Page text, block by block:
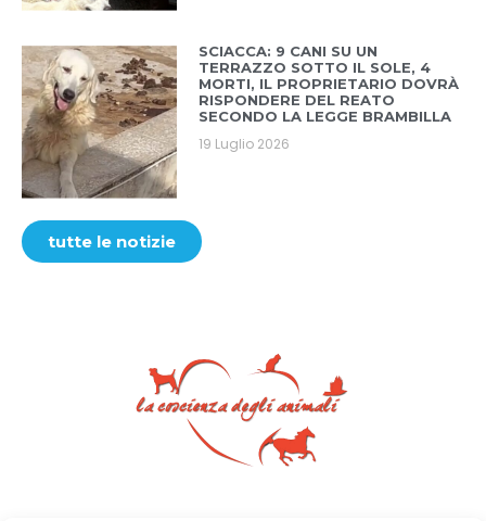
SCIACCA: 9 CANI SU UN
TERRAZZO SOTTO IL SOLE, 4
MORTI, IL PROPRIETARIO DOVRÀ
RISPONDERE DEL REATO
SECONDO LA LEGGE BRAMBILLA
19 Luglio 2026
tutte le notizie